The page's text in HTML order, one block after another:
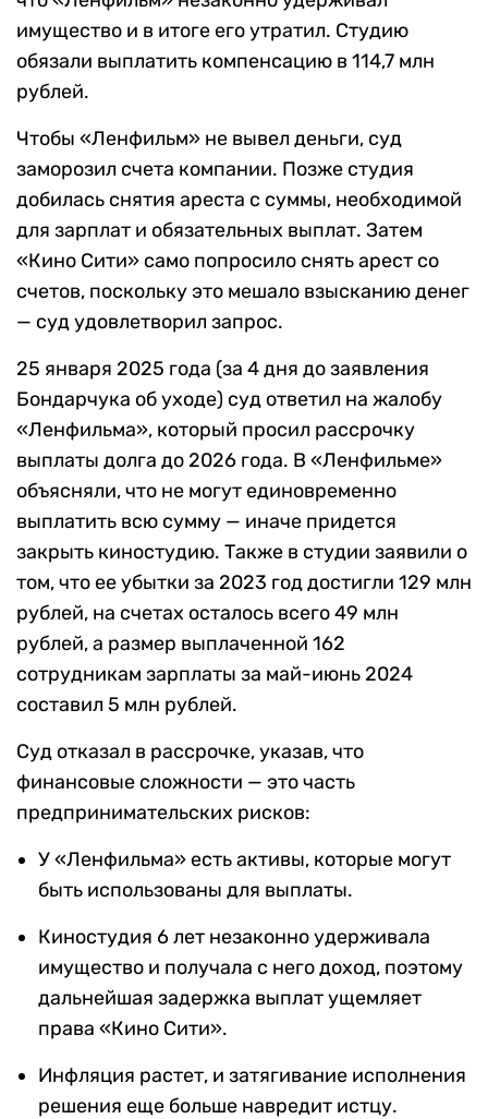
имущество и в итоге его утратил. Студию
обязали выплатить компенсацию в 114,7 млн
рублей.
Чтобы «Ленфильм» не вывел деньги, суд
заморозил счета компании. Позже студия
добилась снятия ареста с суммы, необходимой
для зарплат и обязательных выплат. Затем
«Кино Сити» само попросило снять арест со
счетов, поскольку это мешало взысканию денег
— суд удовлетворил запрос.
25 января 2025 года (за 4 дня до заявления
Бондарчука об уходе) суд ответил на жалобу
«Ленфильма», который просил рассрочку
выплаты долга до 2026 года. В «Ленфильме»
объясняли, что не могут единовременно
выплатить всю сумму — иначе придется
закрыть киностудию. Также в студии заявили о
том, что ее убытки за 2023 год достигли 129 млн
рублей, на счетах осталось всего 49 млн
рублей, а размер выплаченной 162
сотрудникам зарплаты за май-июнь 2024
составил 5 млн рублей.
Суд отказал в рассрочке, указав, что
финансовые сложности — это часть
предпринимательских рисков:
У «Ленфильма» есть активы, которые могут
быть использованы для выплаты.
Киностудия 6 лет незаконно удерживала
имущество и получала с него доход, поэтому
дальнейшая задержка выплат ущемляет
права «Кино Сити».
Инфляция растет, и затягивание исполнения
решения еще больше навредит истцу.